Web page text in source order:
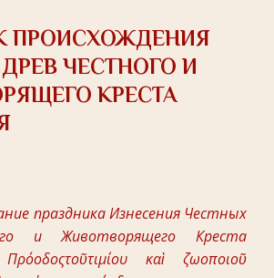
ПРОИСХОЖДЕНИЯ
ЧЕСТНОГО И
КРЕСТА
праздника Изнесения Честных
и Животворящего Креста
καὶ ζωοποιοῦ